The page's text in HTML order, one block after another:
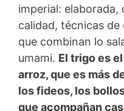
imperial:
calidad, técnicas
que combinan lo
umami. El trigo es
arroz, que es más
los fideos, los
que acompañan